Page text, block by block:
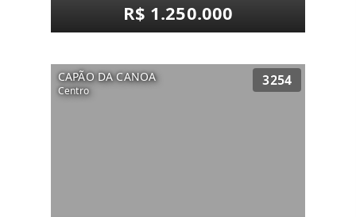
R$ 1.250.000
CAPÃO DA CANOA
Centro
3254